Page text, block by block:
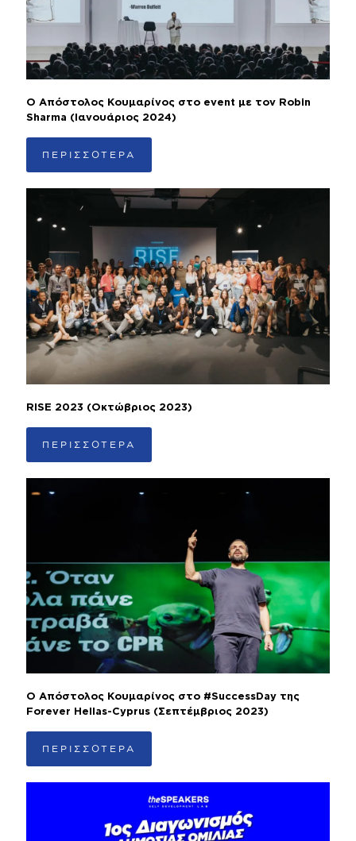
Ο Απόστολος Κουμαρίνος στο event με τον Robin
Sharma (Ιανουάριος 2024)
ΠΕΡΙΣΣΟΤΕΡΑ
RISE 2023 (Οκτώβριος 2023)
ΠΕΡΙΣΣΟΤΕΡΑ
Ο Απόστολος Κουμαρίνος στο #SuccessDay της
Forever Hellas-Cyprus (Σεπτέμβριος 2023)
ΠΕΡΙΣΣΟΤΕΡΑ